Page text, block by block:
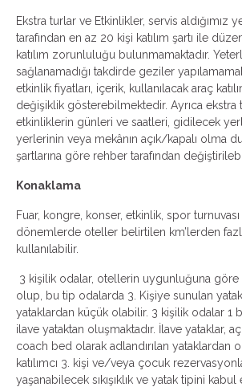
Ekstra turlar ve Etkinlikler, servis aldığımız
tarafından en az 20 kişi katılım şartı ile
katılım zorunluluğu bulunmamaktadır.
sağlanamadığı takdirde geziler
etkinlik fiyatları, içerik, kullanılacak araç
değişiklik gösterebilmektedir. Ayrıca ekstra
etkinliklerin günleri ve saatleri, gidilecek
yerlerinin veya mekânın açık/kapalı olma
şartlarına göre rehber tarafından
Konaklama
Fuar, kongre, konser, etkinlik, spor
dönemlerde oteller belirtilen km’lerden
kullanılabilir.
3 kişilik odalar, otellerin uygunluğuna
olup, bu tip odalarda 3. Kişiye sunulan
yataklardan küçük olabilir. 3 kişilik odalar 1
ilave yataktan oluşmaktadır. İlave yataklar,
coach bed olarak adlandırılan yataklardan
katılımcı 3. kişi ve/veya çocuk
yaşanabilecek sıkışıklık ve yatak tipini